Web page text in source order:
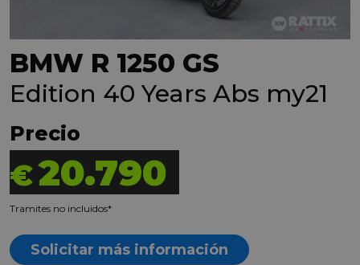
BMW R 1250 GS
Edition 40 Years Abs my21
Precio
€20.790
Tramites no incluidos*
Solicitar más información